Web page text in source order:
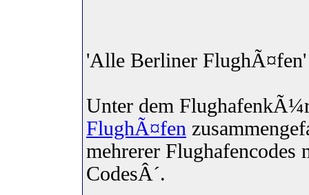
'Alle Berliner FlughÃ¤fen'
Unter dem
FlughÃ¤fen
mehrerer
CodesÂ´.